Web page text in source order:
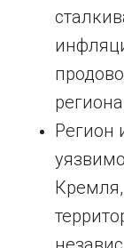
Регион
Кремля,